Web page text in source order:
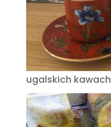
ugalskich kawach